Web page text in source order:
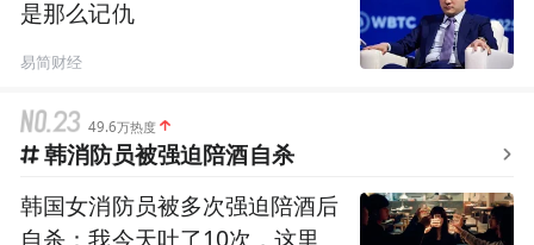
是那么记仇
易简财经
49.6万热度
韩消防员被强迫陪酒自杀
韩国女消防员被多次强迫陪酒后